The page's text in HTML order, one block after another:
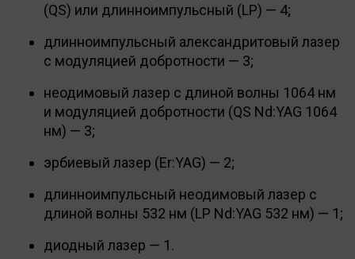
(QS) или длинноимпульсный (LP) — 4;
длинноимпульсный александритовый лазер
с модуляцией добротности — 3;
неодимовый лазер с длиной волны 1064 нм
и модуляцией добротности (QS Nd:YAG 1064
нм) — 3;
эрбиевый лазер (Er:YAG) — 2;
длинноимпульсный неодимовый лазер с
длиной волны 532 нм (LP Nd:YAG 532 нм) — 1;
диодный лазер — 1.